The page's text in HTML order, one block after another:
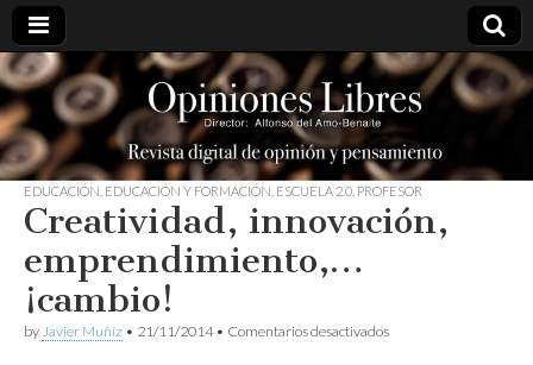
opinioneslibres
EDUCACIÓN EDUCACIÓN Y FORMACIÓN ESCUELA 2.0 PROFESOR
Creatividad, innovación,
emprendimiento,…
¡cambio!
by Javier Muñíz • 21/11/2014• Comentarios desactivadosen